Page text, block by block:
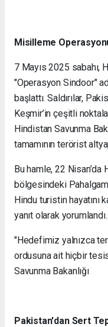
Misilleme
7 Mayıs 2025 sabahı,
"Operasyon Sindoor"
başlattı. Saldırılar,
Keşmir’in çeşitli
Hindistan Savunma
tamamının terörist
Bu hamle, 22 Nisan’da
bölgesindeki
Hindu turistin hayatını
yanıt olarak yorumlandı.
"Hedefimiz yalnızca
ordusuna ait hiçbir
Savunma Bakanlığı
Pakistan'dan Sert